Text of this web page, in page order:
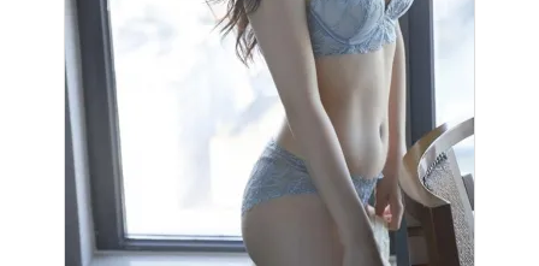
S Cawaii! ME
声優写真集・フォトブック
声優グッズ
グラビア